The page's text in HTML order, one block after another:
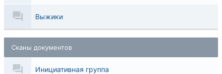
Выжики
Сканы документов
Инициативная группа